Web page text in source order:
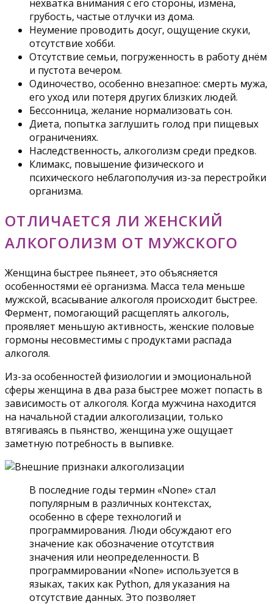
нехватка внимания с его стороны, измена,
грубость, частые отлучки из дома.
Неумение проводить досуг, ощущение скуки,
отсутствие хобби.
Отсутствие семьи, погруженность в работу днём
и пустота вечером.
Одиночество, особенно внезапное: смерть мужа,
его уход или потеря других близких людей.
Бессонница, желание нормализовать сон.
Диета, попытка заглушить голод при пищевых
ограничениях.
Наследственность, алкоголизм среди предков.
Климакс, повышение физического и
психического неблагополучия из-за перестройки
организма.
ОТЛИЧАЕТСЯ ЛИ ЖЕНСКИЙ
АЛКОГОЛИЗМ ОТ МУЖСКОГО
Женщина быстрее пьянеет, это объясняется
особенностями её организма. Масса тела меньше
мужской, всасывание алкоголя происходит быстрее.
Фермент, помогающий расщеплять алкоголь,
проявляет меньшую активность, женские половые
гормоны несовместимы с продуктами распада
алкоголя.
Из-за особенностей физиологии и эмоциональной
сферы женщина в два раза быстрее может попасть в
зависимость от алкоголя. Когда мужчина находится
на начальной стадии алкоголизации, только
втягиваясь в пьянство, женщина уже ощущает
заметную потребность в выпивке.
В последние годы термин «None» стал
популярным в различных контекстах,
особенно в сфере технологий и
программирования. Люди обсуждают его
значение как обозначение отсутствия
значения или неопределенности. В
программировании «None» используется в
языках, таких как Python, для указания на
отсутствие данных. Это позволяет